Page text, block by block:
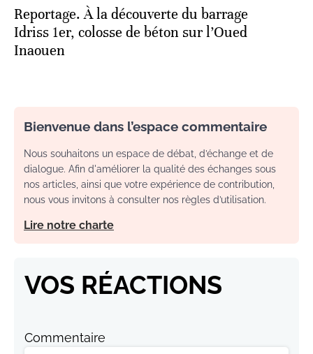
Reportage. À la découverte du barrage
Idriss 1er, colosse de béton sur l’Oued
Inaouen
Bienvenue dans l’espace commentaire
Nous souhaitons un espace de débat, d’échange et de
dialogue. Afin d'améliorer la qualité des échanges sous
nos articles, ainsi que votre expérience de contribution,
nous vous invitons à consulter nos règles d’utilisation.
Lire notre charte
VOS RÉACTIONS
Commentaire